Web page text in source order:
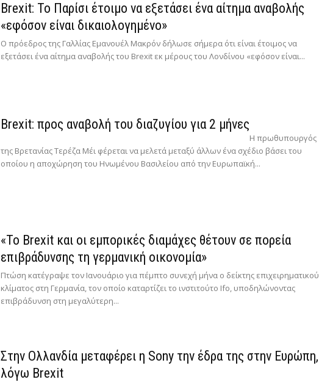
Brexit: Το Παρίσι έτοιμο να εξετάσει ένα αίτημα αναβολής
«εφόσον είναι δικαιολογημένο»
Ο πρόεδρος της Γαλλίας Εμανουέλ Μακρόν δήλωσε σήμερα ότι είναι έτοιμος να
εξετάσει ένα αίτημα αναβολής του Brexit εκ μέρους του Λονδίνου «εφόσον είναι...
Brexit: προς αναβολή του διαζυγίου για 2 μήνες
Η πρωθυπουργός
της Βρετανίας Τερέζα Μέι φέρεται να μελετά μεταξύ άλλων ένα σχέδιο βάσει του
οποίου η αποχώρηση του Ηνωμένου Βασιλείου από την Ευρωπαϊκή...
«Το Brexit και οι εμπορικές διαμάχες θέτουν σε πορεία
επιβράδυνσης τη γερμανική οικονομία»
Πτώση κατέγραψε τον Ιανουάριο για πέμπτο συνεχή μήνα ο δείκτης επιχειρηματικού
κλίματος στη Γερμανία, τον οποίο καταρτίζει το ινστιτούτο Ifo, υποδηλώνοντας
επιβράδυνση στη μεγαλύτερη...
Στην Ολλανδία μεταφέρει η Sony την έδρα της στην Ευρώπη,
λόγω Brexit